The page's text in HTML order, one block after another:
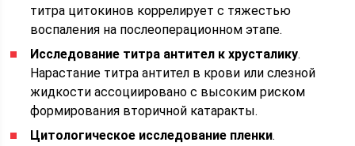
титра цитокинов коррелирует с тяжестью
воспаления на послеоперационном этапе.
Исследование титра антител к хрусталику.
Нарастание титра антител в крови или слезной
жидкости ассоциировано с высоким риском
формирования вторичной катаракты.
Цитологическое исследование пленки.